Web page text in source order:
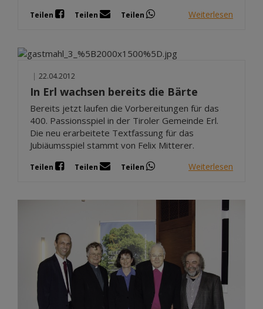
Teilen Teilen Teilen Weiterlesen
| 22.04.2012
In Erl wachsen bereits die Bärte
Bereits jetzt laufen die Vorbereitungen für das
400. Passionsspiel in der Tiroler Gemeinde Erl.
Die neu erarbeitete Textfassung für das
Jubiäumsspiel stammt von Felix Mitterer.
Teilen Teilen Teilen Weiterlesen